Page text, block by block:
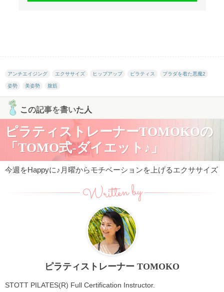
アンチエイジング エクササイズ ヒップアップ ピラティス プラダを着た悪魔2
姿勢 美姿勢 腹筋
この記事を書いた人
ピラティストレーナーTOMOKOの
「TOMO式-ダイエット♪」
今週をHappyに♪月曜からモチベーションを上げるエクササイズ
Written by
ピラティストレーナー TOMOKO
STOTT PILATES(R) Full Certification Instructor.